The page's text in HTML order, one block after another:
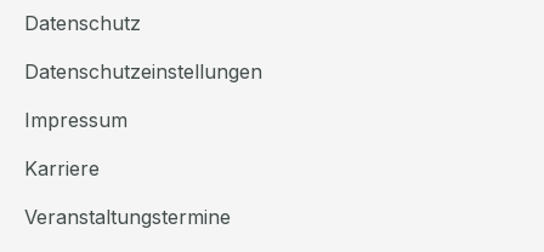
Datenschutz
Datenschutzeinstellungen
Impressum
Karriere
Veranstaltungstermine